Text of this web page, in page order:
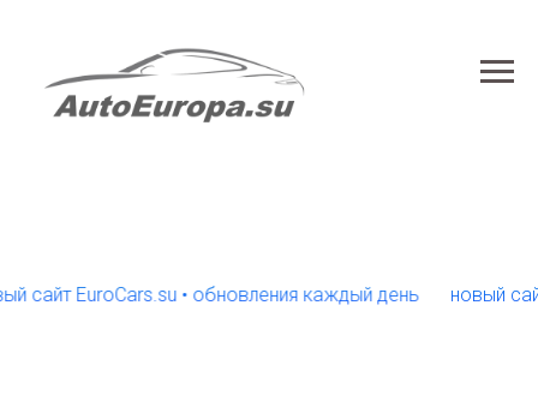
EuroCars.su • обновления каждый день новый сайт